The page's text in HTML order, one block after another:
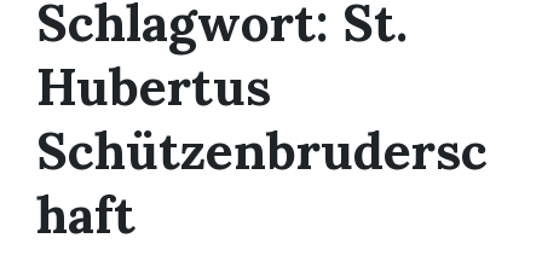
Schlagwort: St.
Hubertus
Schützenbrudersc
haft